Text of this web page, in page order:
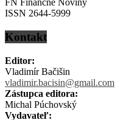
FN Finančné Noviny
ISSN 2644-5999
Kontakt
Editor:
Vladimír Bačišin
vladimir.bacisin@gmail.com
Zástupca editora:
Michal Púchovský
Vydavateľ: